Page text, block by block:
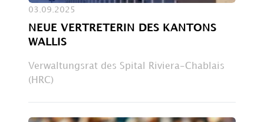
03.09.2025
NEUE VERTRETERIN DES KANTONS
WALLIS
Verwaltungsrat des Spital Riviera-Chablais
(HRC)